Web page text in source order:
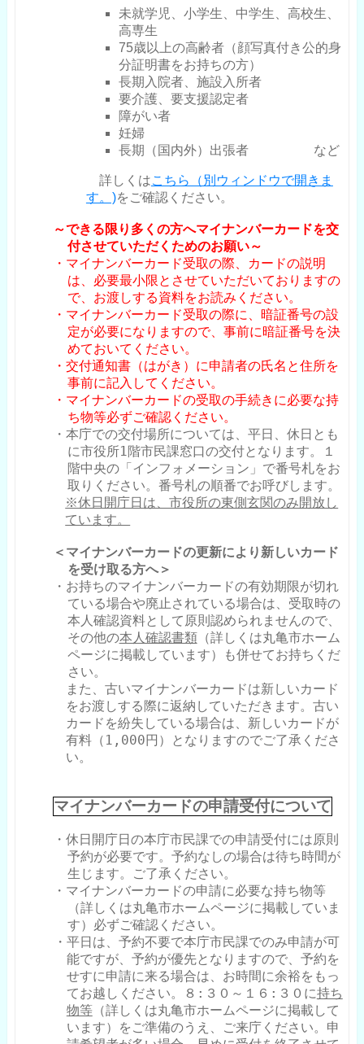
未就学児、小学生、中学生、高校生、
高専生
75歳以上の高齢者（顔写真付き公的身
分証明書をお持ちの方）
長期入院者、施設入所者
要介護、要支援認定者
障がい者​
妊婦
長期（国内外）出張者 など
詳しくはこちら（別ウィンドウで開きま
す。)をご確認ください。
～できる限り多くの方へマイナンバーカードを交
付させていただくためのお願い～
・マイナンバーカード受取の際、カードの説明
は、必要最小限とさせていただいておりますの
で、お渡しする資料をお読みください。
・マイナンバーカード受取の際に、暗証番号の設
定が必要になりますので、事前に暗証番号を決
めておいてください。
・交付通知書（はがき）に申請者の氏名と住所を
事前に記入してください。
・マイナンバーカードの受取の手続きに必要な持
ち物等必ずご確認ください。
・本庁での交付場所については、平日、休日とも
に市役所1階市民課窓口の交付となります。１
階中央の「インフォメーション」で番号札をお
取りください。番号札の順番でお呼びします。
※休日開庁日は、市役所の東側玄関のみ開放し
ています。
＜マイナンバーカードの更新により新しいカード
を受け取る方へ＞
・お持ちのマイナンバーカードの有効期限が切れ
ている場合や廃止されている場合は、受取時の
本人確認資料として原則認められませんので、
その他の本人確認書類（詳しくは丸亀市ホーム
ページに掲載しています）も併せてお持ちくだ
さい。
また、古いマイナンバーカードは新しいカード
をお渡しする際に返納していただきます。古い
カードを紛失している場合は、新しいカードが
有料（ 1,000 円）となりますのでご了承くださ
い。
マイナンバーカードの申請受付について
・休日開庁日の本庁市民課での申請受付には原則
予約が必要です。予約なしの場合は待ち時間が
生じます。
ご了承ください。
・マイナンバーカードの申請に必要な持ち物等
（詳しくは丸亀市ホームページに掲載していま
す）必ずご確認ください。
・平日は、予約不要で本庁市民課でのみ申請が可
能ですが、予約が優先となりますので、予約を
せすに申請に来る場合は、お時間に余裕をもっ
てお越しください。８ : ３０～１６ : ３０に持ち
物等（詳しくは丸亀市ホームページに掲載して
います）をご準備のうえ、ご来庁ください。申